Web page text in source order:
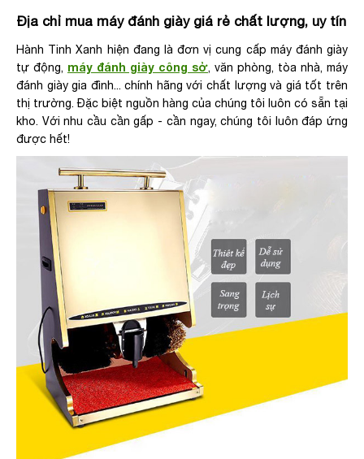
Địa chỉ mua máy đánh giày giá rẻ chất lượng, uy tín
Hành Tinh Xanh hiện đang là đơn vị cung cấp máy đánh giày
tự động, máy đánh giày công sở, văn phòng, tòa nhà, máy
đánh giày gia đình... chính hãng với chất lượng và giá tốt trên
thị trường. Đặc biệt nguồn hàng của chúng tôi luôn có sẵn tại
kho. Với nhu cầu cần gấp - cần ngay, chúng tôi luôn đáp ứng
được hết!